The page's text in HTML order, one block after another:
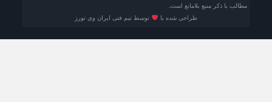
مطالب با ذکر منبع بلامانع است.
طراحی شده با
توسط تیم فنی ایران وی تورز